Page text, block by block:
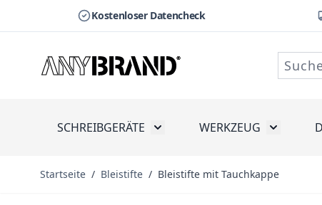
Kostenloser Datencheck
SCHREIBGERÄTE Toggle submenu for
WERKZEUG Toggle
Startseite / Bleistifte / Bleistifte mit Tauchkappe